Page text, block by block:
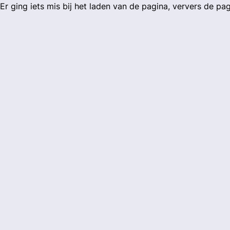
Er ging iets mis bij het laden van de pagina, ververs de